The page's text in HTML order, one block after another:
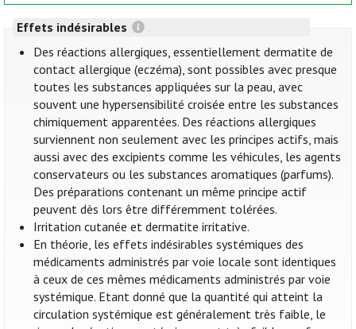
Effets indésirables
Des réactions allergiques, essentiellement dermatite de
contact allergique (eczéma), sont possibles avec presque
toutes les substances appliquées sur la peau, avec
souvent une hypersensibilité croisée entre les substances
chimiquement apparentées. Des réactions allergiques
surviennent non seulement avec les principes actifs, mais
aussi avec des excipients comme les véhicules, les agents
conservateurs ou les substances aromatiques (parfums).
Des préparations contenant un même principe actif
peuvent dès lors être différemment tolérées.
Irritation cutanée et dermatite irritative.
En théorie, les effets indésirables systémiques des
médicaments administrés par voie locale sont identiques
à ceux de ces mêmes médicaments administrés par voie
systémique. Etant donné que la quantité qui atteint la
circulation systémique est généralement très faible, le